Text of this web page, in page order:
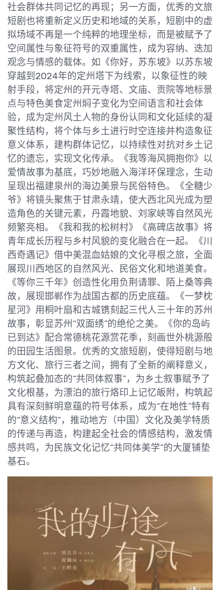
社会群体共同记忆的再现；另一方面，优秀的文旅
短剧也将重新定义历史和地域的关系，短剧中的虚
拟场域不再是一个纯粹的地理坐标，而是被赋予了
空间属性与象征符号的双重属性，成为容纳、迭加
观念与情感的载体。如《你好，苏东坡》以苏东坡
穿越到2024年的定州塔下为线索，以象征性的映
射手段，将定州的开元寺塔、文庙、贡院等地标景
点与特色美食定州焖子变化为空间语言和社会体
验，成为定州风土人物的身份认同和文化延续的凝
聚性结构，将个体与乡土进行时空连接并构造象征
意义体系，建构群体记忆，以持续性对抗对乡土记
忆的遗忘，实现文化传承。《我等海风拥抱你》以
爱情故事为基底，巧妙地融入海洋环保理念，生动
呈现出福建泉州的海边美景与民俗特色。《全糖少
爷》将镜头聚焦于甘肃永靖，使大西北风光成为塑
造角色的关键元素，丹霞地貌、刘家峡等自然风光
频繁亮相。《我和我的松树村》《高碑店故事》将
青年成长历程与乡村风貌的变化融合在一起。《川
西奇遇记》借中美混血姑娘的文化寻根之旅，全面
展现川西地区的自然风光、民俗文化和地道美食。
《等你三千年》创造性化用负荆请罪、陌上桑等典
故，展现邯郸作为战国古都的历史底蕴。《一梦枕
星河》用桐叶扇和古城镌刻起三代人三十年的苏州
故事，彰显苏州“双面绣”的绝伦之美。《你的岛屿
已到达》配合常德桃花源赏花季，刻画世外桃源般
的田园生活图景。优秀的文旅短剧，使得短剧与地
方文化、旅行三者之间，拥有了全新的阐释意义，
构筑起叠加态的“共同体叙事”，为乡土叙事赋予了
文化根基，为漂泊的旅行烙印上记忆皈附，构筑起
具有深刻鲜明意蕴的符号体系，成为“在地性”特有
的“意义结构”，推动地方（中国）文化及美学特质
的传递与再造，构建起全社会的情感结构，激发情
感共鸣，为民族文化记忆“共同体美学”的大厦铺垫
基石。